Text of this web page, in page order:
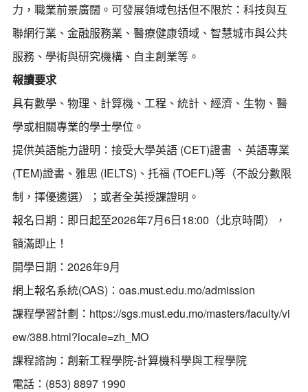
力，職業前景廣闊。可發展領域包括但不限於：科技與互
聯網行業、金融服務業、醫療健康領域、智慧城市與公共
服務、學術與研究機構、自主創業等。
報讀要求
具有數學、物理、計算機、工程、統計、經濟、生物、醫
學或相關專業的學士學位。
提供英語能力證明：接受大學英語 (CET)證書 、英語專業
(TEM)證書、雅思 (IELTS)、托福 (TOEFL)等（不設分數限
制，擇優遴選）；或者全英授課證明。
報名日期：即日起至2026年7月6日18:00（北京時間），
額滿即止！
開學日期：2026年9月
網上報名系統(OAS)： oas.must.edu.mo/admission
課程學習計劃： https://sgs.must.edu.mo/masters/faculty/vi
ew/388.html?locale=zh_MO
課程諮詢：創新工程學院-計算機科學與工程學院
電話：(853) 8897 1990